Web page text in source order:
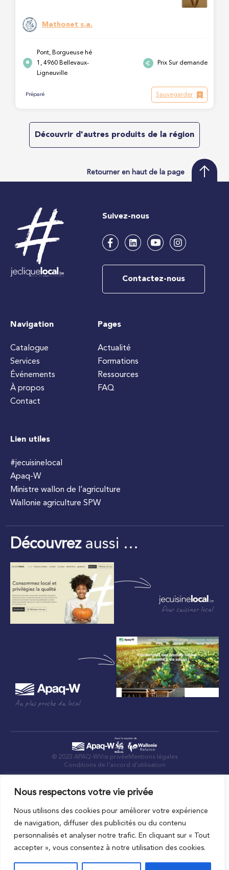
Nous respectons votre vie privée
Nous utilisons des cookies pour améliorer votre expérience
de navigation, diffuser des publicités ou du contenu
personnalisés et analyser notre trafic. En cliquant sur « Tout
accepter », vous consentez à notre utilisation des cookies.
Mathonet s.a.
Pont, Borgueuse hé
1, 4960 Bellevaux-
Ligneuville
Prix Sur demande
Préparé Sauvegarder
Découvrir d'autres produits de la région
Retourner en haut de la page
Suivez-nous
Contactez-nous
Navigation
Catalogue
Services
Événements
À propos
Contact
Pages
Actualité
Formations
Ressources
FAQ
Lien utiles
#jecuisinelocal
Apaq-W
Ministre wallon de l’agriculture
Wallonie agriculture SPW
Découvrezaussi …
Pour cuisiner local
Au plus proche du local
© 2023 APAQ-WVie privée Mentions légales
Conditions de l’accord d’utilisation